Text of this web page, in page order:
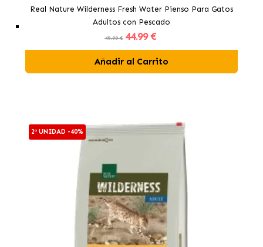
Real Nature Wilderness Fresh Water Pienso Para Gatos
Adultos con Pescado
49.99 € 44.99 €
Añadir al Carrito
2ª UNIDAD -40%